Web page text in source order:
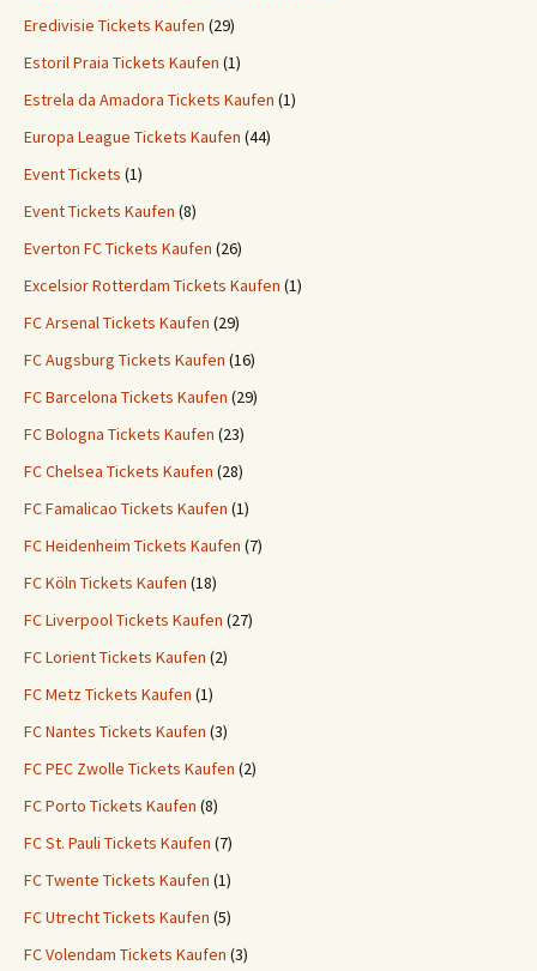
Eredivisie Tickets Kaufen (29)
Estoril Praia Tickets Kaufen (1)
Estrela da Amadora Tickets Kaufen (1)
Europa League Tickets Kaufen (44)
Event Tickets (1)
Event Tickets Kaufen (8)
Everton FC Tickets Kaufen (26)
Excelsior Rotterdam Tickets Kaufen (1)
FC Arsenal Tickets Kaufen (29)
FC Augsburg Tickets Kaufen (16)
FC Barcelona Tickets Kaufen (29)
FC Bologna Tickets Kaufen (23)
FC Chelsea Tickets Kaufen (28)
FC Famalicao Tickets Kaufen (1)
FC Heidenheim Tickets Kaufen (7)
FC Köln Tickets Kaufen (18)
FC Liverpool Tickets Kaufen (27)
FC Lorient Tickets Kaufen (2)
FC Metz Tickets Kaufen (1)
FC Nantes Tickets Kaufen (3)
FC PEC Zwolle Tickets Kaufen (2)
FC Porto Tickets Kaufen (8)
FC St. Pauli Tickets Kaufen (7)
FC Twente Tickets Kaufen (1)
FC Utrecht Tickets Kaufen (5)
FC Volendam Tickets Kaufen (3)